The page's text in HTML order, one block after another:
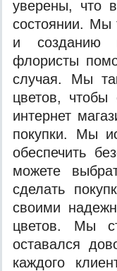
уверены, что
состоянии. Мы
и созданию
флористы
случая. Мы
цветов,
интернет
покупки. Мы
обеспечить
можете
сделать
своими
цветов. Мы
оставался
каждого